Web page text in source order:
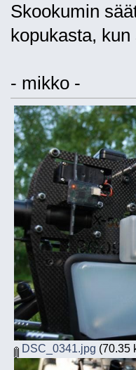
Skookumin
kopukasta,
- mikko -
DSC_0341.jpg (70.35